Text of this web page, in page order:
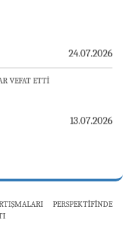
(RAS)" DERGİSİ'NİN
25.06.2026
PERSPEKTİFİNDE